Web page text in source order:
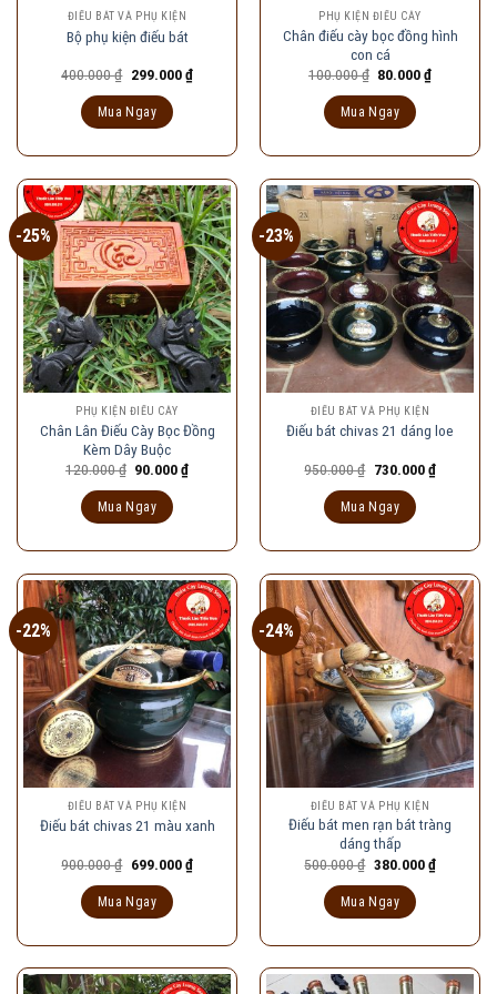
ĐIẾU BÁT VÀ PHỤ KIỆN
Bộ phụ kiện điếu bát
400.000₫ Giá
là:
400.000 ₫.
299.000₫Giá
hiện
Mua Ngay
PHỤ KIỆN ĐIẾU CÀY
Chân điếu cày bọc đồng hình
con cá
100.000₫ Giá
100.000 ₫.
80.000₫Giá
Mua Ngay
-25%
PHỤ KIỆN ĐIẾU CÀY
Chân Lân Điếu Cày Bọc Đồng
Kèm Dây Buộc
120.000₫ Giá
120.000 ₫.
90.000₫Giá
Mua Ngay
-23%
ĐIẾU BÁT VÀ PHỤ KIỆN
Điếu bát chivas 21 dáng loe
950.000₫ Giá
950.000 ₫.
730.000₫Giá
hiện
Mua Ngay
-22%
ĐIẾU BÁT VÀ PHỤ KIỆN
Điếu bát chivas 21 màu xanh
900.000₫ Giá
900.000 ₫.
699.000₫Giá
hiện
Mua Ngay
-24%
ĐIẾU BÁT VÀ PHỤ KIỆN
Điếu bát men rạn bát tràng
dáng thấp
500.000₫ Giá
500.000 ₫.
380.000₫Giá
hiện
Mua Ngay